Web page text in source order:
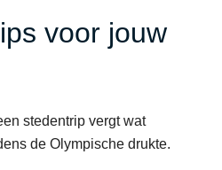
voor jouw
stedentrip vergt wat
de Olympische drukte.